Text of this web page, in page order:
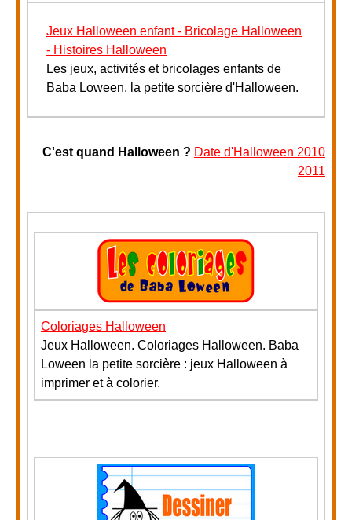
Jeux Halloween enfant - Bricolage Halloween
- Histoires Halloween
Les jeux, activités et bricolages enfants de
Baba Loween, la petite sorcière d'Halloween.
C'est quand Halloween ? Date d'Halloween 2010
2011
Coloriages Halloween
Jeux Halloween. Coloriages Halloween. Baba
Loween la petite sorcière : jeux Halloween à
imprimer et à colorier.